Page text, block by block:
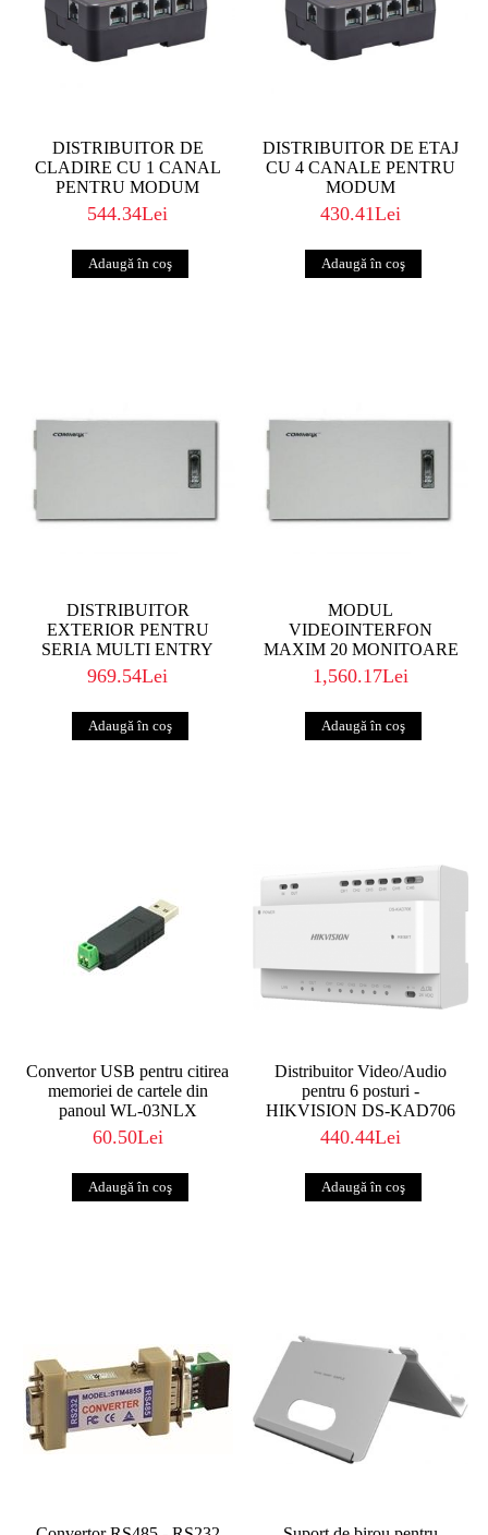
DISTRIBUITOR DE
CLADIRE CU 1 CANAL
PENTRU MODUM
544.34Lei
DISTRIBUITOR DE ETAJ
CU 4 CANALE PENTRU
MODUM
430.41Lei
DISTRIBUITOR
EXTERIOR PENTRU
SERIA MULTI ENTRY
969.54Lei
MODUL
VIDEOINTERFON
MAXIM 20 MONITOARE
1,560.17Lei
Convertor USB pentru citirea
memoriei de cartele din
panoul WL-03NLX
60.50Lei
Distribuitor Video/Audio
pentru 6 posturi -
HIKVISION DS-KAD706
440.44Lei